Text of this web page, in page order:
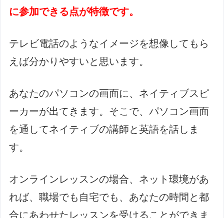
に参加できる点が特徴です。
テレビ電話のようなイメージを想像してもら
えば分かりやすいと思います。
あなたのパソコンの画面に、ネイティブスピ
ーカーが出てきます。そこで、パソコン画面
を通してネイティブの講師と英語を話しま
す。
オンラインレッスンの場合、ネット環境があ
れば、職場でも自宅でも、あなたの時間と都
合にあわせたレッスンを受けることができま